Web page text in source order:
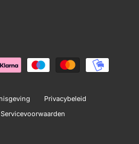
Privacybeleid
Servicevoorwaarden